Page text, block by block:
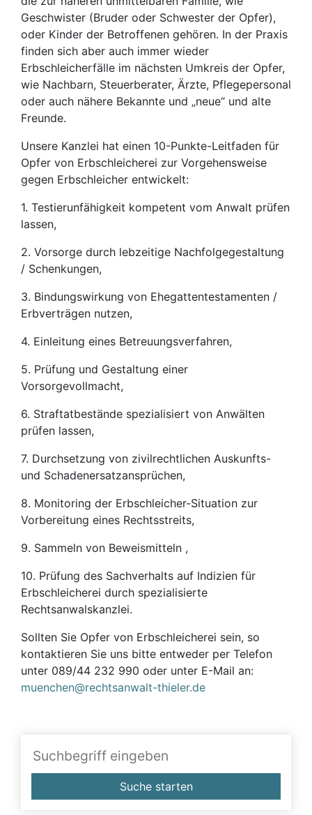
Geschwister (Bruder oder Schwester der Opfer),
oder Kinder der Betroffenen gehören. In der Praxis
finden sich aber auch immer wieder
Erbschleicherfälle im nächsten Umkreis der Opfer,
wie Nachbarn, Steuerberater, Ärzte, Pflegepersonal
oder auch nähere Bekannte und „neue“ und alte
Freunde.
Unsere Kanzlei hat einen 10-Punkte-Leitfaden für
Opfer von Erbschleicherei zur Vorgehensweise
gegen Erbschleicher entwickelt:
1. Testierunfähigkeit kompetent vom Anwalt prüfen
lassen,
2. Vorsorge durch lebzeitige Nachfolgegestaltung
/ Schenkungen,
3. Bindungswirkung von Ehegattentestamenten /
Erbverträgen nutzen,
4. Einleitung eines Betreuungsverfahren,
5. Prüfung und Gestaltung einer
Vorsorgevollmacht,
6. Straftatbestände spezialisiert von Anwälten
prüfen lassen,
7. Durchsetzung von zivilrechtlichen Auskunfts-
und Schadenersatzansprüchen,
8. Monitoring der Erbschleicher-Situation zur
Vorbereitung eines Rechtsstreits,
9. Sammeln von Beweismitteln ,
10. Prüfung des Sachverhalts auf Indizien für
Erbschleicherei durch spezialisierte
Rechtsanwalskanzlei.
Sollten Sie Opfer von Erbschleicherei sein, so
kontaktieren Sie uns bitte entweder per Telefon
unter 089/44 232 990 oder unter E-Mail an:
muenchen@rechtsanwalt-thieler.de
Suche starten